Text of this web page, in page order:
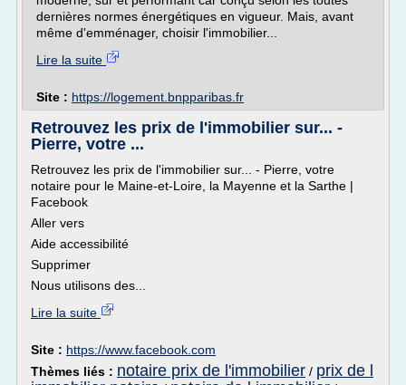
dernières normes énergétiques en vigueur. Mais, avant
même d'emménager, choisir l'immobilier...
Lire la suite
Site : https://logement.bnpparibas.fr
Retrouvez les prix de l'immobilier sur... -
Pierre, votre ...
Retrouvez les prix de l'immobilier sur... - Pierre, votre
notaire pour le Maine-et-Loire, la Mayenne et la Sarthe |
Facebook
Aller vers
Aide accessibilité
Supprimer
Nous utilisons des...
Lire la suite
Site : https://www.facebook.com
Thèmes liés : notaire prix de l'immobilier / prix de l